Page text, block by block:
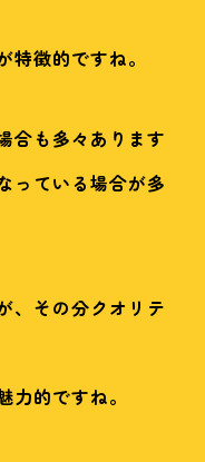
徴的ですね。
合も多々あります
っている場合が多
、その分クオリテ
的ですね。